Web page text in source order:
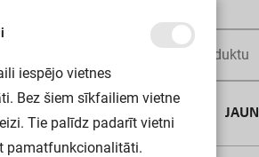
iespējo vietnes
Bez šiem sīkfailiem vietne
Tie palīdz padarīt vietni
pamatfunkcionalitāti.